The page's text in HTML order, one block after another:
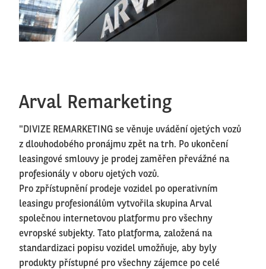
Arval Remarketing
"DIVIZE REMARKETING se věnuje uvádění ojetých vozů
z dlouhodobého pronájmu zpět na trh. Po ukončení
leasingové smlouvy je prodej zaměřen převážné na
profesionály v oboru ojetých vozů.
Pro zpřístupnění prodeje vozidel po operativním
leasingu profesionálům vytvořila skupina Arval
společnou internetovou platformu pro všechny
evropské subjekty. Tato platforma, založená na
standardizaci popisu vozidel umožňuje, aby byly
produkty přístupné pro všechny zájemce po celé